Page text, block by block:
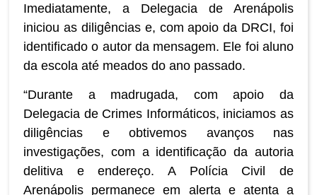
Imediatamente, a Delegacia de Arenápolis
iniciou as diligências e, com apoio da DRCI, foi
identificado o autor da mensagem. Ele foi aluno
da escola até meados do ano passado.
“Durante a madrugada, com apoio da
Delegacia de Crimes Informáticos, iniciamos as
diligências e obtivemos avanços nas
investigações, com a identificação da autoria
delitiva e endereço. A Polícia Civil de
Arenápolis permanece em alerta e atenta a